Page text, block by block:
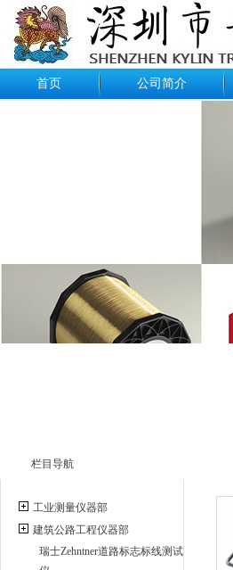
首页 公司简介
栏目导航
工业测量仪器部
建筑公路工程仪器部
瑞士Zehntner道路标志标线测试